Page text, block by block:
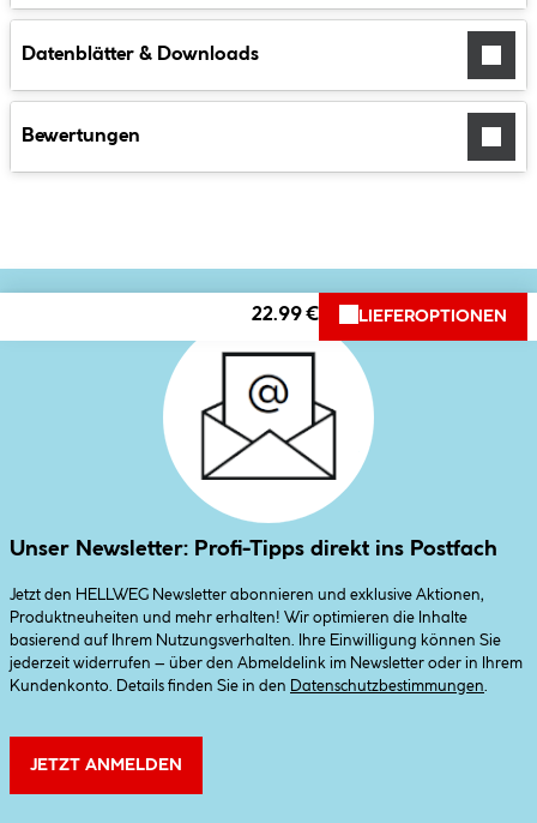
Datenblätter & Downloads
Bewertungen
22.99 € LIEFEROPTIONEN
Unser Newsletter: Profi-Tipps direkt ins Postfach
Jetzt den HELLWEG Newsletter abonnieren und exklusive Aktionen,
Produktneuheiten und mehr erhalten! Wir optimieren die Inhalte
basierend auf Ihrem Nutzungsverhalten. Ihre Einwilligung können Sie
jederzeit widerrufen – über den Abmeldelink im Newsletter oder in Ihrem
Kundenkonto. Details finden Sie in den
Datenschutzbestimmungen
JETZT ANMELDEN